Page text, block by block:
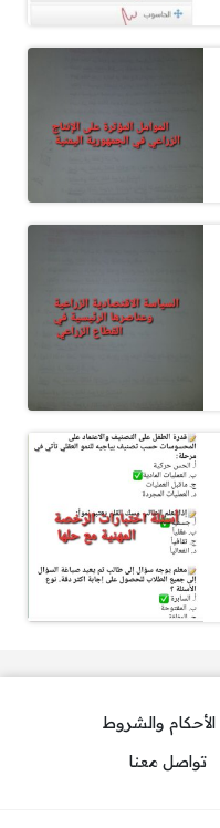
الأحكام والشروط
تواصل معنا